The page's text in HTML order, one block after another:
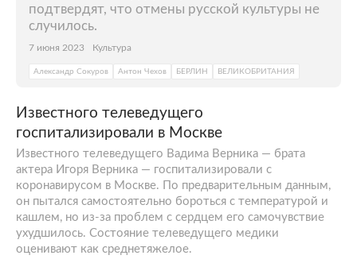
подтвердят, что отмены русской культуры не
случилось.
7 июня 2023 Культура
Александр Сокуров Антон Чехов БЕРЛИН ВЕЛИКОБРИТАНИЯ
Известного телеведущего
госпитализировали в Москве
Известного телеведущего Вадима Верника — брата
актера Игоря Верника — госпитализировали с
коронавирусом в Москве. По предварительным данным,
он пытался самостоятельно бороться с температурой и
кашлем, но из-за проблем с сердцем его самочувствие
ухудшилось. Состояние телеведущего медики
оценивают как среднетяжелое.